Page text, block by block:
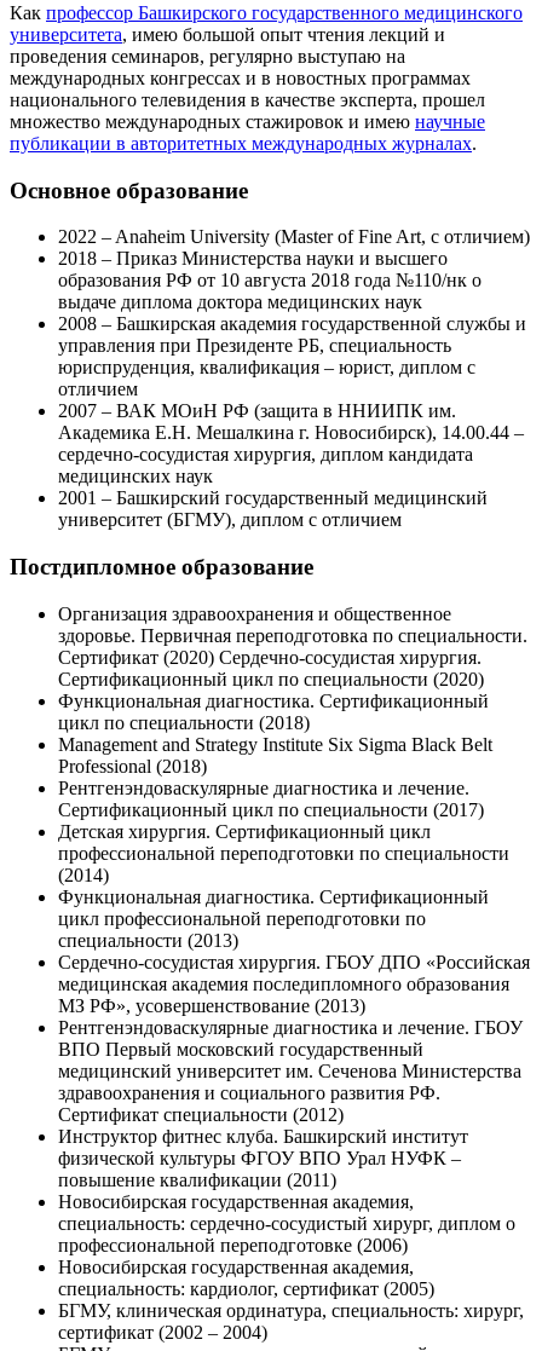
Как профессор Башкирского государственного медицинского
университета, имею большой опыт чтения лекций и
проведения семинаров, регулярно выступаю на
международных конгрессах и в новостных программах
национального телевидения в качестве эксперта, прошел
множество международных стажировок и имею научные
публикации в авторитетных международных журналах.
Основное образование
2022 – Anaheim University (Master of Fine Art, с отличием)
2018 – Приказ Министерства науки и высшего
образования РФ от 10 августа 2018 года №110/нк о
выдаче диплома доктора медицинских наук
2008 – Башкирская академия государственной службы и
управления при Президенте РБ, специальность
юриспруденция, квалификация – юрист, диплом с
отличием
2007 – ВАК МОиН РФ (защита в ННИИПК им.
Академика Е.Н. Мешалкина г. Новосибирск), 14.00.44 –
сердечно-сосудистая хирургия, диплом кандидата
медицинских наук
2001 – Башкирский государственный медицинский
университет (БГМУ), диплом с отличием
Постдипломное образование
Организация здравоохранения и общественное
здоровье. Первичная переподготовка по специальности.
Сертификат (2020) Сердечно-сосудистая хирургия.
Сертификационный цикл по специальности (2020)
Функциональная диагностика. Сертификационный
цикл по специальности (2018)
Management and Strategy Institute Six Sigma Black Belt
Professional (2018)
Рентгенэндоваскулярные диагностика и лечение.
Сертификационный цикл по специальности (2017)
Детская хирургия. Сертификационный цикл
профессиональной переподготовки по специальности
(2014)
Функциональная диагностика. Сертификационный
цикл профессиональной переподготовки по
специальности (2013)
Сердечно-сосудистая хирургия. ГБОУ ДПО «Российская
медицинская академия последипломного образования
МЗ РФ», усовершенствование (2013)
Рентгенэндоваскулярные диагностика и лечение. ГБОУ
ВПО Первый московский государственный
медицинский университет им. Сеченова Министерства
здравоохранения и социального развития РФ.
Сертификат специальности (2012)
Инструктор фитнес клуба. Башкирский институт
физической культуры ФГОУ ВПО Урал НУФК –
повышение квалификации (2011)
Новосибирская государственная академия,
специальность: сердечно-сосудистый хирург, диплом о
профессиональной переподготовке (2006)
Новосибирская государственная академия,
специальность: кардиолог, сертификат (2005)
БГМУ, клиническая ординатура, специальность: хирург,
сертификат (2002 – 2004)